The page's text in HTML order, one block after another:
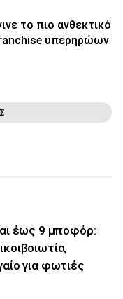
το πιο ανθεκτικό
υπερηρώων
έως 9 μποφόρ:
για φωτιές